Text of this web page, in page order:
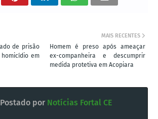
MAIS RECENTES
Homem é preso após ameaçar
ex-companheira e descumprir
medida protetiva em Acopiara
de prisão
em
Postado por Notícias Fortal CE